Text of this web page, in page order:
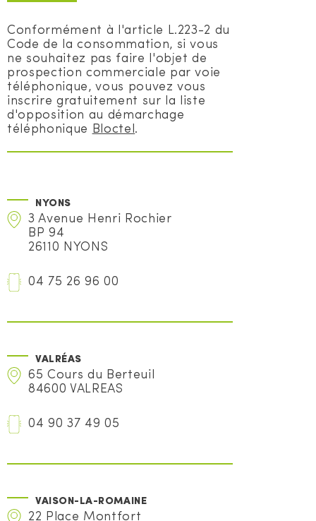
Conformément à l'article L.223-2 du
Code de la consommation, si vous
ne souhaitez pas faire l'objet de
prospection commerciale par voie
téléphonique, vous pouvez vous
inscrire gratuitement sur la liste
d'opposition au démarchage
téléphonique Bloctel.
NYONS
3 Avenue Henri Rochier
BP 94
26110 NYONS
04 75 26 96 00
VALRÉAS
65 Cours du Berteuil
84600 VALREAS
04 90 37 49 05
VAISON-LA-ROMAINE
22 Place Montfort